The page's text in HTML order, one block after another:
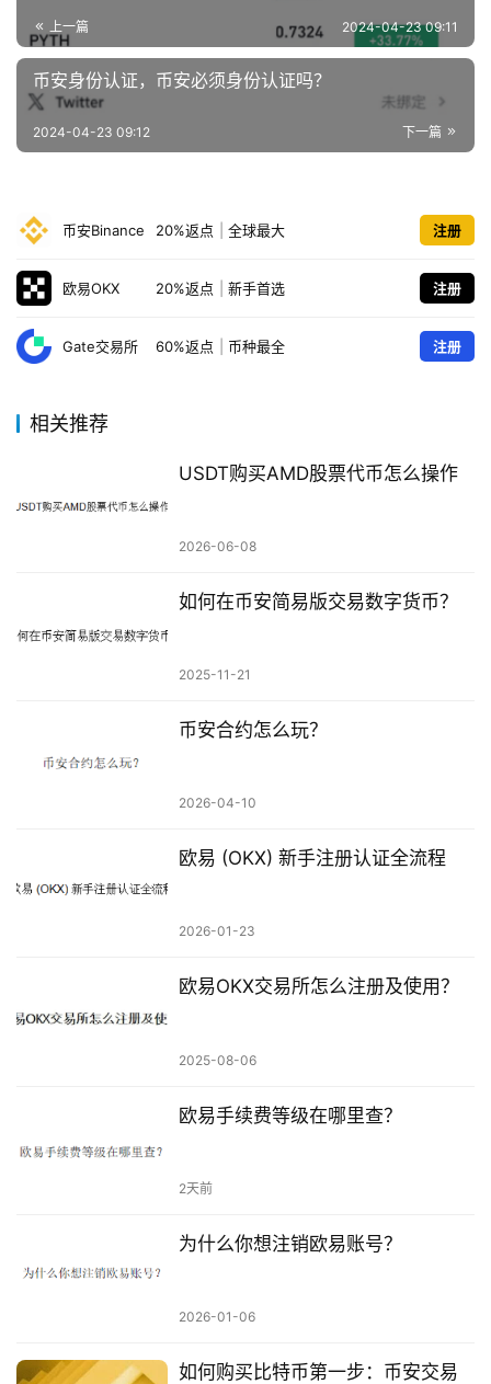
上一篇 2024-04-23 09:11
币安身份认证，币安必须身份认证吗？
下一篇
2024-04-23 09:12
币安Binance 20%返点 全球最大 注册
欧易OKX 20%返点 新手首选 注册
Gate交易所 60%返点 币种最全 注册
相关推荐
USDT购买AMD股票代币怎么操作
2026-06-08
如何在币安简易版交易数字货币？
2025-11-21
币安合约怎么玩？
2026-04-10
欧易 (OKX) 新手注册认证全流程
2026-01-23
欧易OKX交易所怎么注册及使用？
2025-08-06
欧易手续费等级在哪里查？
2天前
为什么你想注销欧易账号？
2026-01-06
如何购买比特币第一步：币安交易